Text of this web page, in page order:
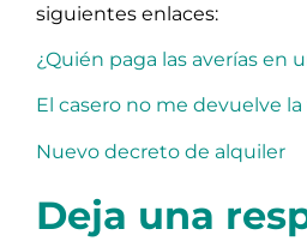
siguientes enlaces:
¿Quién paga las averías en
El casero no me devuelve la
Nuevo decreto de alquiler
Deja una